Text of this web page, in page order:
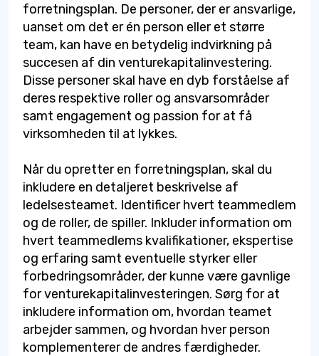
forretningsplan. De personer, der er ansvarlige,
uanset om det er én person eller et større
team, kan have en betydelig indvirkning på
succesen af din venturekapitalinvestering.
Disse personer skal have en dyb forståelse af
deres respektive roller og ansvarsområder
samt engagement og passion for at få
virksomheden til at lykkes.
Når du opretter en forretningsplan, skal du
inkludere en detaljeret beskrivelse af
ledelsesteamet. Identificer hvert teammedlem
og de roller, de spiller. Inkluder information om
hvert teammedlems kvalifikationer, ekspertise
og erfaring samt eventuelle styrker eller
forbedringsområder, der kunne være gavnlige
for venturekapitalinvesteringen. Sørg for at
inkludere information om, hvordan teamet
arbejder sammen, og hvordan hver person
komplementerer de andres færdigheder.